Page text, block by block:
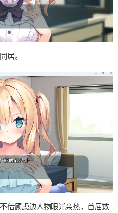
居。
借顾虑边人物眼光亲热，首屈数